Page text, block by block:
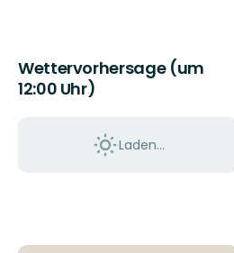
Wettervorhersage (um
12:00 Uhr)
Laden...